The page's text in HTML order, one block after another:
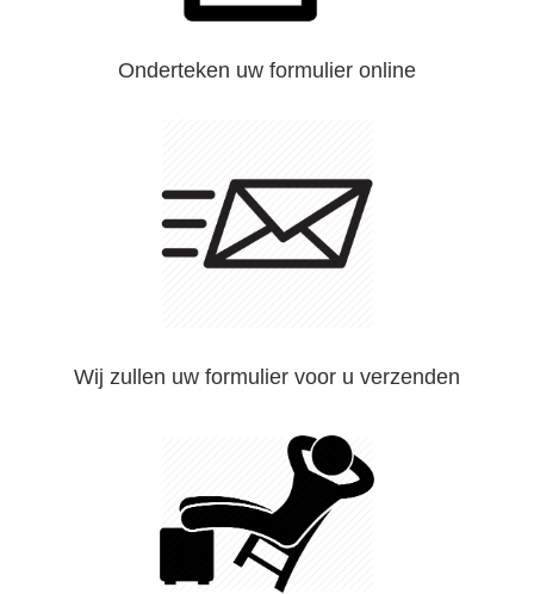
Onderteken uw formulier online
Wij zullen uw formulier voor u verzenden